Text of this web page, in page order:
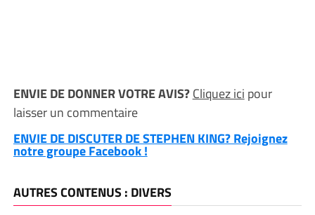
ENVIE DE DONNER VOTRE AVIS?Cliquez ici pour
laisser un commentaire
ENVIE DE DISCUTER DE STEPHEN KING? Rejoignez
notre groupe Facebook !
AUTRES CONTENUS : DIVERS